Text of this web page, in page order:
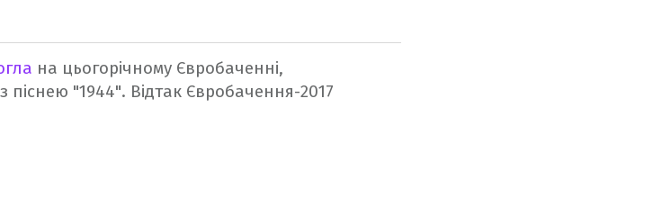
на цьогорічному Євробаченні,
піснею "1944". Відтак Євробачення-2017